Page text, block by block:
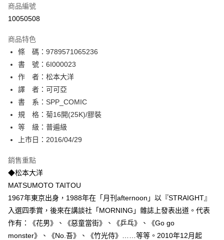
超商取貨付款
相關說明
【關於「AFTEE先享後付」】
AFTEE先享後付是「在收到商品之後才付款」的支付方式。 讓您購物簡單
便利好安心！
１．簡單：不需註冊會員、不需綁卡、不需儲值。
２．便利：只要手機號碼，簡訊認證，即可結帳。
３．安心：先確認商品／服務後，再付款。
【「AFTEE先享後付」結帳流程】
１．於結帳方式選擇「AFTEE先享後付」後，將跳轉至「AFTEE先享後付」
結帳頁面，進行簡訊認證並確認金額後，即可完成結帳。
２．訂單成立數日內，您將收到繳費通知簡訊。
ATM／網路銀行／等多元方式進行付款，方視為交易完成。
※ 請注意：結帳手續完成當下不需立刻繳費，但若您需要取消訂單，請聯絡
後付繳納相關費用。
※ 交易是否成功請以「AFTEE先享後付 」之結帳頁面顯示為準，若有關於
是否繳費成功／繳費後需取消欲退款等相關疑問，請聯繫「AFTEE先享後付
【注意事項】
ATM付款
運送方式
全家取貨付款
每筆NT$80，滿NT$500(含以上)免運費
付款後全家取貨
付款後萊爾富取貨
每筆NT$80，滿NT$500(含以上)免運費
7-11取貨付款
商品編號
10050508
商品特色
條 碼：9789571065236
書 號：6I000023
作 者：松本大洋
譯 者：可可亞
書 系：SPP_COMIC
規 格：菊16開(25K)/膠裝
等 級：普遍級
上市日：2016/04/29
銷售重點
◆松本大洋
MATSUMOTO TAITOU
1967年東京出身，1988年在「月刊afternoon」以『STRAIGHT』
入選四季賞，後來在講談社「MORNING」雜誌上發表出道。代表
作有：《花男》、《惡童當街》、《乒乓》、《Go go
monster》、《No.吾》、《竹光侍》……等等。2010年12月起